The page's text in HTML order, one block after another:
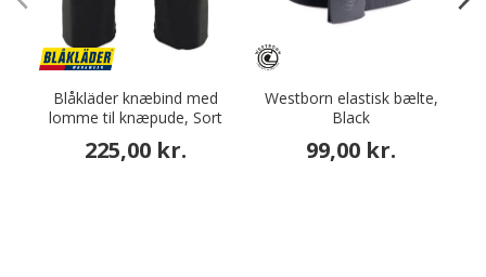
Blåkläder knæbind med
lomme til knæpude, Sort
225,00 kr.
Westborn elastisk bælte,
Black
99,00 kr.